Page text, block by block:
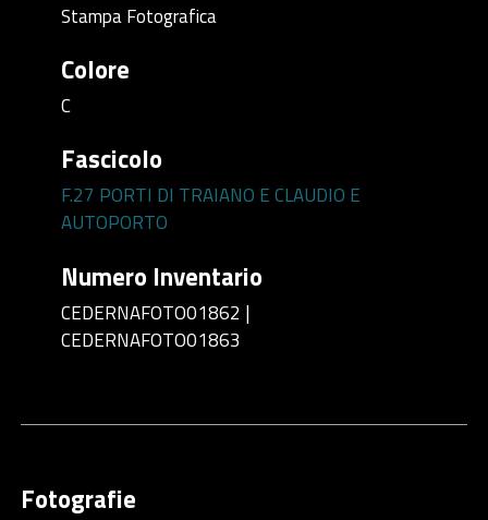
Stampa Fotografica
Colore
C
Fascicolo
F.27 PORTI DI TRAIANO E CLAUDIO E
AUTOPORTO
Numero Inventario
CEDERNAFOTO01862 |
CEDERNAFOTO01863
Fotografie